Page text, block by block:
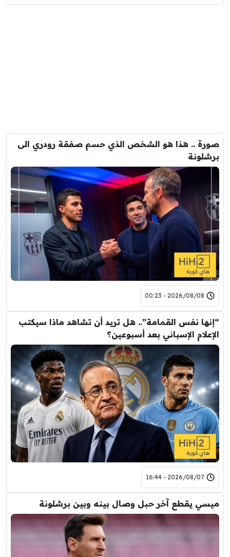
صورة .. هذا هو الشخص الذي حسم صفقة رودري الى
برشلونة
2026/08/08 - 00:23
“إنها نفس القمامة”.. هل تريد أن تشاهد ماذا سيكتب
الإعلام الإسباني بعد أسبوعين؟
2026/08/07 - 16:44
ميسي يقطع آخر حبل وصال بينه وبين برشلونة